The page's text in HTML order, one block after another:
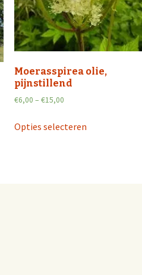
Moerasspirea olie,
pijnstillend
€6,00 – €15,00
Opties selecteren